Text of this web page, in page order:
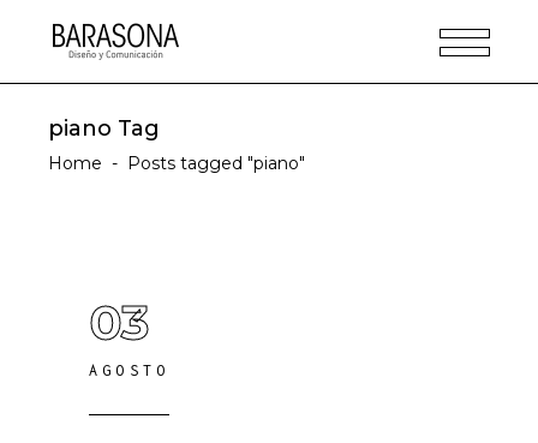
piano Tag
Home - Posts tagged "piano"
03
AGOSTO